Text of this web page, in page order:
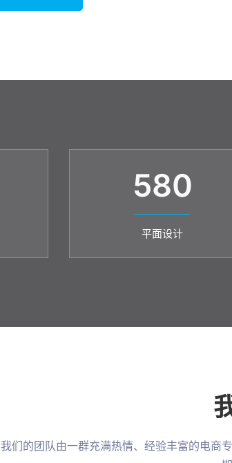
580
平面设计
我们的团队由一群充满热情、经验丰富的电商